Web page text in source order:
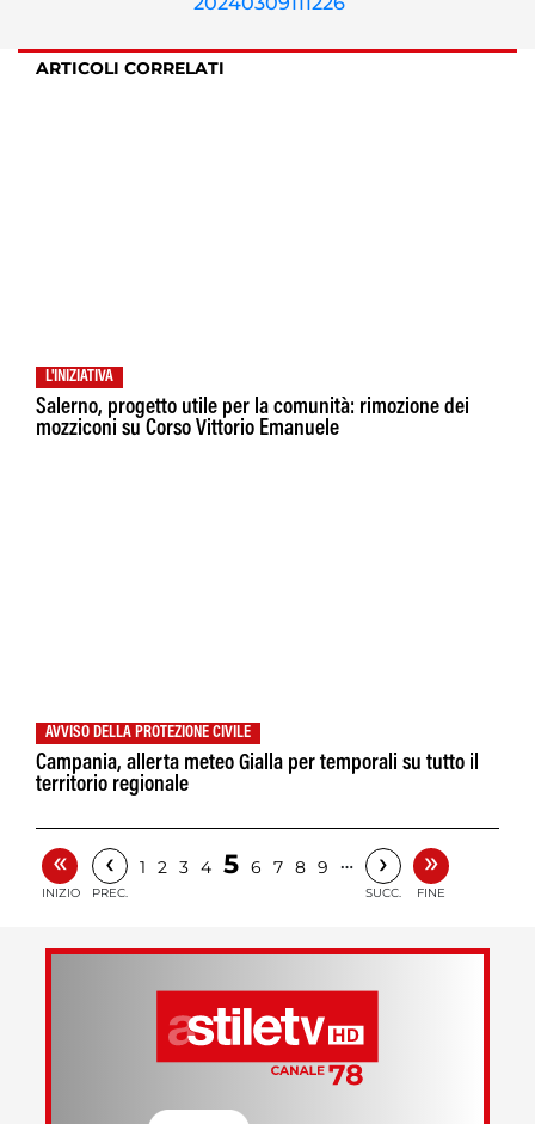
ARTICOLI CORRELATI
L'INIZIATIVA
Salerno, progetto utile per la comunità: rimozione dei
mozziconi su Corso Vittorio Emanuele
AVVISO DELLA PROTEZIONE CIVILE
Campania, allerta meteo Gialla per temporali su tutto il
territorio regionale
«
INIZIO
‹
PREC.
1 2 3 4 5 6 7 8 9 … ›
SUCC.
»
FINE